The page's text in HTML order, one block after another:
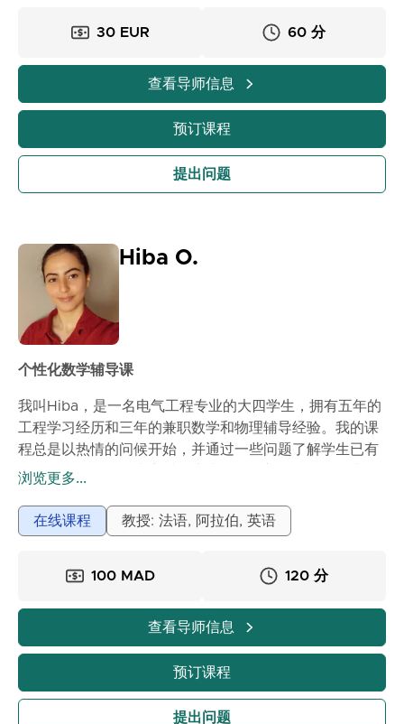
30 EUR
60 分
查看导师信息
预订课程
提出问题
Hiba O.
个性化数学辅导课
我叫Hiba，是一名电气工程专业的大四学生，拥有五年的
工程学习经历和三年的兼职数学和物理辅导经验。我的课
程总是以热情的问候开始，并通过一些问题了解学生已有
的知识。如果课程内容对学生来说全是新的，我会首先介
时会通过一些简单的类比，使课程内容更具体，不拘泥于
纯学术框架。通过我的课程，学生们能够提高理解力和自
浏览更多...
在线课程 教授: 法语, 阿拉伯, 英语
100 MAD 120 分
查看导师信息
预订课程
提出问题